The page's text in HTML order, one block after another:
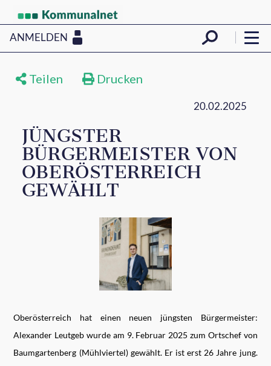
ANMELDEN
Teilen Drucken
20.02.2025
JÜNGSTER
BÜRGERMEISTER VON
OBERÖSTERREICH
GEWÄHLT
Oberösterreich hat einen neuen jüngsten Bürgermeister:
Alexander Leutgeb wurde am 9. Februar 2025 zum Ortschef von
Baumgartenberg (Mühlviertel) gewählt. Er ist erst 26 Jahre jung.